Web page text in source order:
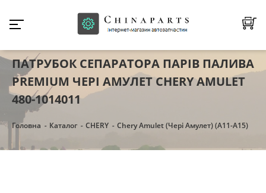
ПАТРУБОК СЕПАРАТОРА ПАРІВ ПАЛИВА
PREMIUM ЧЕРІ АМУЛЕТ CHERY AMULET
480-1014011
Головна Каталог CHERY Chery Amulet (Чері Амулет) (А11-А15)